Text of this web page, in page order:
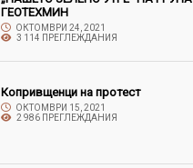
ГЕОТЕХМИН
ОКТОМВРИ 24, 2021
3 114 ПРЕГЛЕЖДАНИЯ
Копривщенци на протест
ОКТОМВРИ 15, 2021
2 986 ПРЕГЛЕЖДАНИЯ